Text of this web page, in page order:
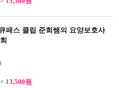
패스 클립 준희쌤의 요양보호사
13,500원